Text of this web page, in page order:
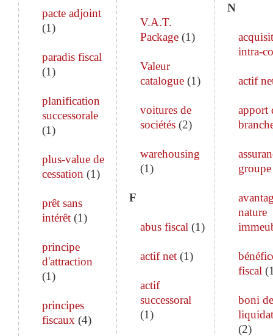
pacte adjoint
(1)
paradis fiscal
(1)
planification
successorale
(1)
plus-value de
cessation (1)
prêt sans
intérêt (1)
principe
d'attraction
(1)
principes
fiscaux (4)
V.A.T.
Package(1)
Valeur
catalogue(1)
voitures de
sociétés(2)
warehousing
(1)
F
abus fiscal (1)
actif net(1)
actif
successoral
(1)
N
intra-
actif
apport
groupe
nature
fiscal (
boni de
(2)